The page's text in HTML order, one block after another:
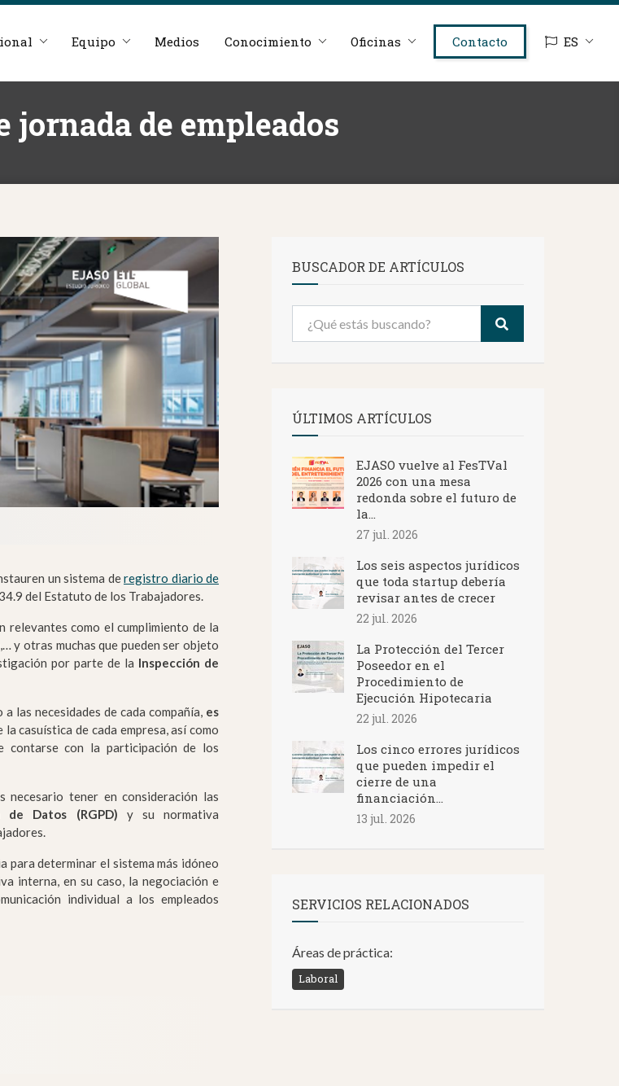
Equipo Medios Conocimiento Oficinas Contacto ES
de empleados
un sistema deregistro diario de
del Estatuto de los Trabajadores.
relevantes como el cumplimiento de la
y otras muchas que pueden ser objeto
por parte de la Inspección de
las necesidades de cada compañía, es
casuística de cada empresa, así como
contarse con la participación de los
tener en consideración las
de Datos (RGPD) y su normativa
para determinar el sistema más idóneo
interna, en su caso, la negociación e
individual a los empleados
BUSCADOR DE ARTÍCULOS
ÚLTIMOS ARTÍCULOS
EJASO vuelve al FesTVal
2026 con una mesa
redonda sobre el futuro de
la...
27 jul. 2026
Los seis aspectos jurídicos
que toda startup debería
revisar antes de crecer
22 jul. 2026
La Protección del Tercer
Poseedor en el
Procedimiento de
Ejecución Hipotecaria
22 jul. 2026
Los cinco errores jurídicos
que pueden impedir el
cierre de una
financiación...
13 jul. 2026
SERVICIOS RELACIONADOS
Áreas de práctica:
Laboral